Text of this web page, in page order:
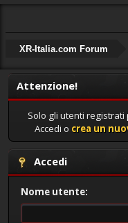
XR-Italia.com Forum
Attenzione!
Solo gli utenti
Accedi o crea un
Accedi
Nome utente: